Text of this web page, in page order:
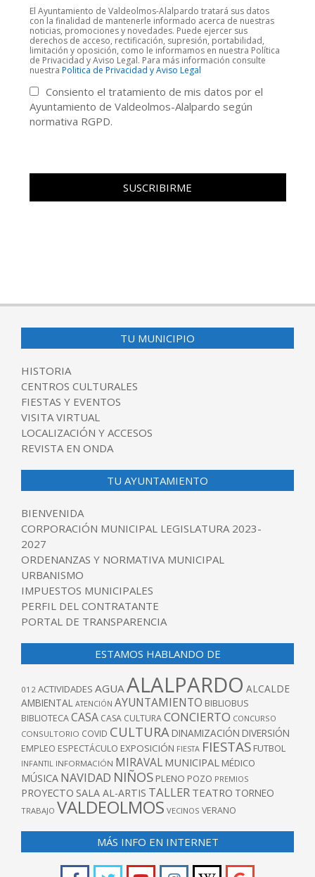
El Ayuntamiento de Valdeolmos-Alalpardo tratará sus datos
con la finalidad de mantenerle informado acerca de nuestras
noticias, promociones y novedades. Puede ejercer sus
derechos de acceso, rectificación, supresión, portabilidad,
limitación y oposición, como le informamos en nuestra Política
de Privacidad y Aviso Legal. Para más información consulte
nuestra Politica de Privacidad y Aviso Legal
Consiento el tratamiento de mis datos por el
Ayuntamiento de Valdeolmos-Alalpardo según
normativa RGPD.
TU MUNICIPIO
HISTORIA
CENTROS CULTURALES
FIESTAS Y EVENTOS
VISITA VIRTUAL
LOCALIZACIÓN Y ACCESOS
REVISTA EN ONDA
TU AYUNTAMIENTO
BIENVENIDA
CORPORACIÓN MUNICIPAL LEGISLATURA 2023-
2027
ORDENANZAS Y NORMATIVA MUNICIPAL
URBANISMO
IMPUESTOS MUNICIPALES
PERFIL DEL CONTRATANTE
PORTAL DE TRANSPARENCIA
ESTAMOS HABLANDO DE
012 ACTIVIDADES AGUAALALPARDO ALCALDE
AMBIENTAL ATENCIÓN AYUNTAMIENTO BIBLIOBUS
BIBLIOTECACASA CASA CULTURACONCIERTO CONCURSO
CONSULTORIO COVID CULTURA DINAMIZACIÓN DIVERSIÓN
EMPLEO ESPECTÁCULO EXPOSICIÓN FIESTA FIESTAS FUTBOL
INFANTIL INFORMACIÓN MIRAVAL MUNICIPAL MÉDICO
MÚSICA NAVIDAD NIÑOS PLENO POZO PREMIOS
PROYECTO SALA AL-ARTIS TALLER TEATRO TORNEO
TRABAJO VALDEOLMOS VECINOS VERANO
MÁS INFO EN INTERNET